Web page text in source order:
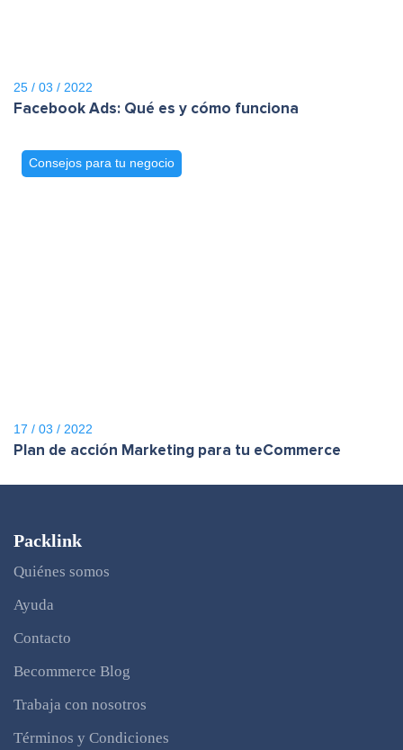
25 / 03 / 2022
Facebook Ads: Qué es y cómo funciona
17 / 03 / 2022
Plan de acción Marketing para tu eCommerce
Consejos para tu negocio
Packlink
Quiénes somos
Ayuda
Contacto
Becommerce Blog
Trabaja con nosotros
Términos y Condiciones